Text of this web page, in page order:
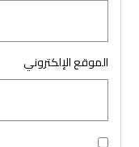
الموقع الإلكتروني